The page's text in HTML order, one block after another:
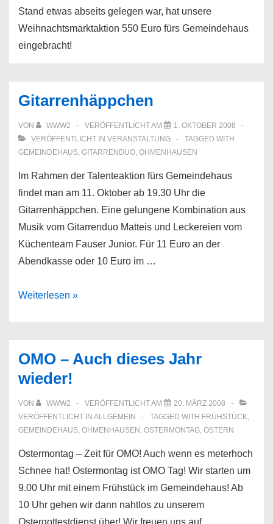
Stand etwas abseits gelegen war, hat unsere
Weihnachtsmarktaktion 550 Euro fürs Gemeindehaus
eingebracht!
Gitarrenhäppchen
VON WWW2 VERÖFFENTLICHT AM
1. OKTOBER 2008
VERÖFFENTLICHT IN VERANSTALTUNG
TAGGED WITH
GEMEINDEHAUS, GITARRENDUO, OHMENHAUSEN
Im Rahmen der Talenteaktion fürs Gemeindehaus
findet man am 11. Oktober ab 19.30 Uhr die
Gitarrenhäppchen. Eine gelungene Kombination aus
Musik vom Gitarrenduo Matteis und Leckereien vom
Küchenteam Fauser Junior. Für 11 Euro an der
Abendkasse oder 10 Euro im …
Gitarrenhäppchen
Weiterlesen »
OMO – Auch dieses Jahr
wieder!
VON WWW2 VERÖFFENTLICHT AM
20. MÄRZ 2008
VERÖFFENTLICHT IN ALLGEMEIN TAGGED WITH FRÜHSTÜCK,
GEMEINDEHAUS, OHMENHAUSEN , OSTERMONTAG, OSTERN
Ostermontag – Zeit für OMO! Auch wenn es meterhoch
Schnee hat! Ostermontag ist OMO Tag! Wir starten um
9.00 Uhr mit einem Frühstück im Gemeindehaus! Ab
10 Uhr gehen wir dann nahtlos zu unserem
Ostergottestdienst über! Wir freuen uns auf …